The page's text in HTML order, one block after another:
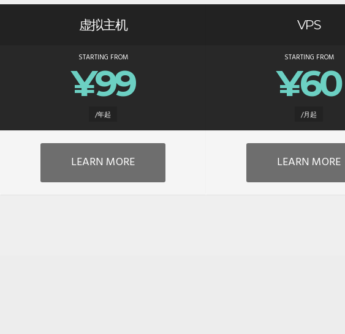
虚拟主机
STARTING FROM
¥99
/年起
LEARN MORE
VPS
STARTING FROM
¥60
/月起
LEARN MORE